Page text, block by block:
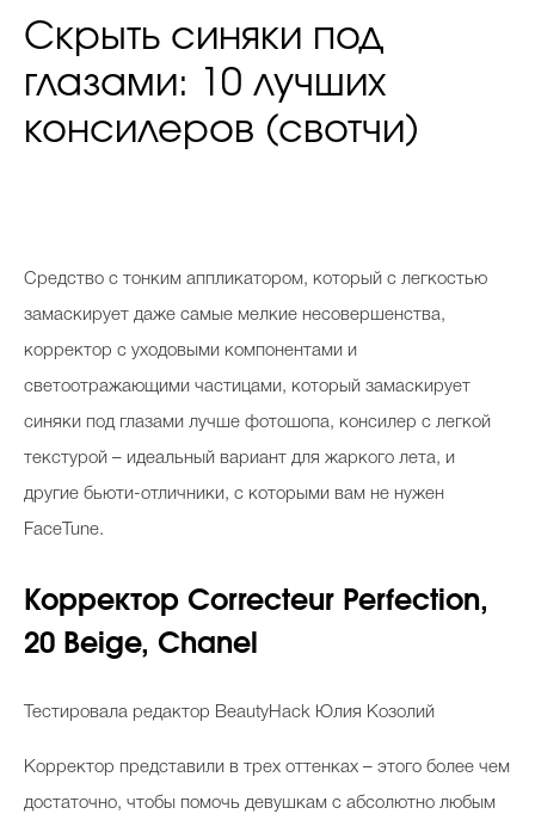
Скрыть синяки под
глазами: 10 лучших
консилеров (свотчи)
Средство с тонким аппликатором, который с легкостью
замаскирует даже самые мелкие несовершенства,
корректор с уходовыми компонентами и
светоотражающими частицами, который замаскирует
синяки под глазами лучше фотошопа, консилер с легкой
текстурой – идеальный вариант для жаркого лета, и
другие бьюти-отличники, с которыми вам не нужен
FaceTune.
Корректор Correcteur Perfection,
20 Beige, Chanel
Тестировала редактор BeautyHack Юлия Козолий
Корректор представили в трех оттенках – этого более чем
достаточно, чтобы помочь девушкам с абсолютно любым